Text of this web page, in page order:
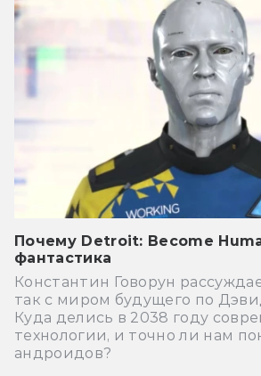
Почему Detroit: Become
фантастика
Константин Говорун
так с миром будущего по
Куда делись в 2038 году
технологии, и точно ли нам
андроидов?